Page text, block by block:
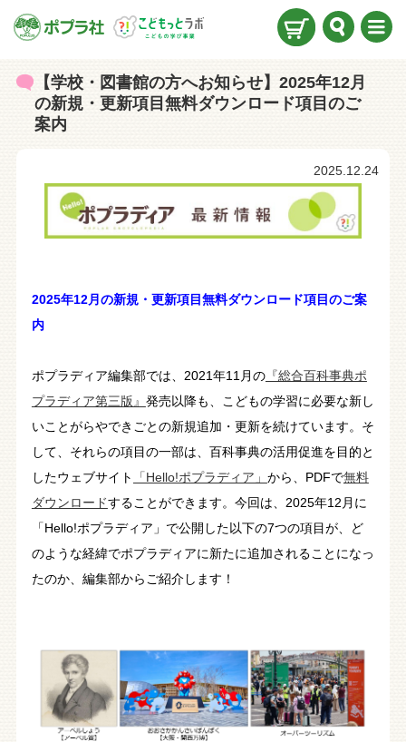
ュー
【学校・図書館の方へお知らせ】2025年12月
の新規・更新項目無料ダウンロード項目のご
案内
2025.12.24
2025年12月の新規・更新項目無料ダウンロード項目のご案
内
ポプラディア編集部では、2021年11月の『総合百科事典ポ
プラディア第三版』 発売以降も、こどもの学習に必要な新し
いことがらやできごとの新規追加・更新を続けています。そ
して、それらの項目の一部は、百科事典の活用促進を目的と
したウェブサイト
「Hello!ポプラディア」 から、PDFで無料
ダウンロードすることができます。今回は、2025年12月に
「Hello!ポプラディア」で公開した以下の7つの項目が、ど
のような経緯でポプラディアに新たに追加されることになっ
たのか、編集部からご紹介します！